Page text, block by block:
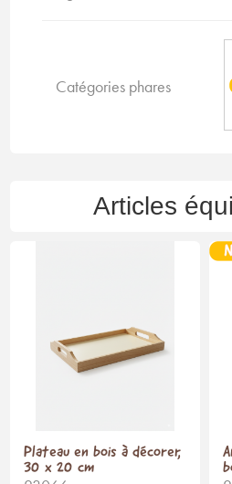
Catégories phares
Articles
Plateau en bois à décorer,
30 x 20 cm